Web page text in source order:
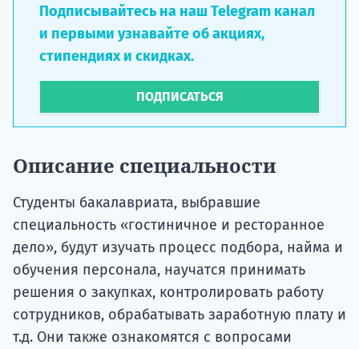
Подписывайтесь на наш Telegram канал
и первыми узнавайте об акциях,
стипендиях и скидках.
ПОДПИСАТЬСЯ
Описание специальности
Студенты бакалавриата, выбравшие
специальность «гостиничное и ресторанное
дело», будут изучать процесс подбора, найма и
обучения персонала, научатся принимать
решения о закупках, контролировать работу
сотрудников, обрабатывать заработную плату и
т.д. Они также ознакомятся с вопросами